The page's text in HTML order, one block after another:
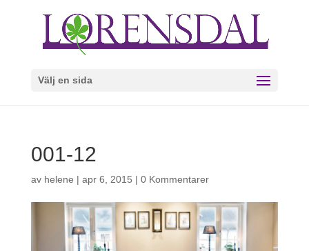
Välj en sida
001-12
av helene | apr 6, 2015 | 0 Kommentarer